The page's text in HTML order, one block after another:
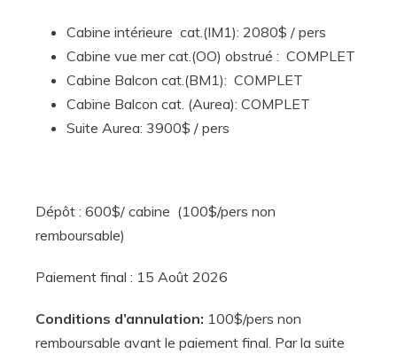
Cabine intérieure cat.(IM1): 2080$ / pers
Cabine vue mer cat.(OO) obstrué : COMPLET
Cabine Balcon cat.(BM1): COMPLET
Cabine Balcon cat. (Aurea): COMPLET
Suite Aurea: 3900$ / pers
Dépôt : 600$/ cabine (100$/pers non
remboursable)
Paiement final : 15 Août 2026
Conditions d’annulation: 100$/pers non
remboursable avant le paiement final. Par la suite